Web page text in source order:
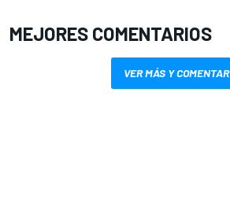
MEJORES COMENTARIOS
VER MÁS Y COMENTAR